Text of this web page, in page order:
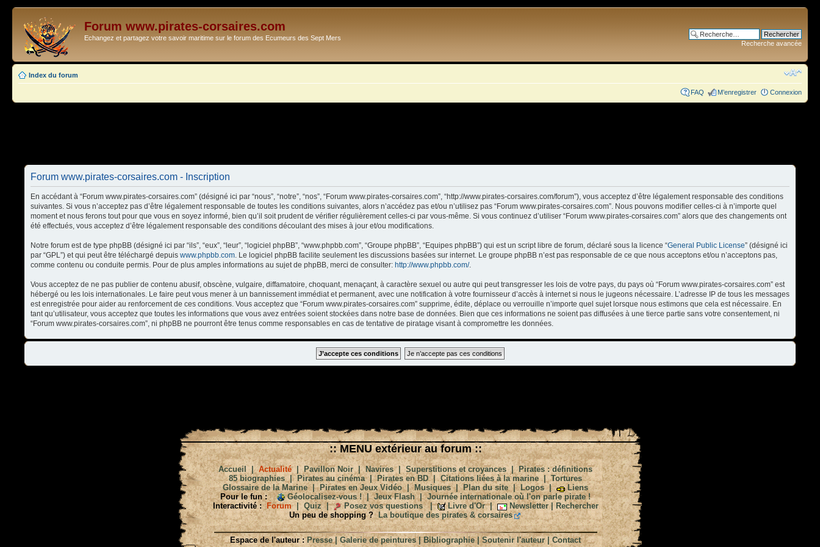
Forum www.pirates-corsaires.com
Echangez et partagez votre savoir maritime sur le forum des Ecumeurs des Sept Mers
Recherche avancée
Index du forum
FAQ M’enregistrer Connexion
Forum www.pirates-corsaires.com - Inscription
En accédant à “Forum www.pirates-corsaires.com” (désigné ici par “nous”, “notre”, “nos”, “Forum www.pirates-corsaires.com”, “http://www.pirates-corsaires.com/forum”), vous acceptez d’être légalement responsable des conditions
suivantes. Si vous n’acceptez pas d’être légalement responsable de toutes les conditions suivantes, alors n’accédez pas et/ou n’utilisez pas “Forum www.pirates-corsaires.com”. Nous pouvons modifier celles-ci à n’importe quel
moment et nous ferons tout pour que vous en soyez informé, bien qu’il soit prudent de vérifier régulièrement celles-ci par vous-même. Si vous continuez d’utiliser “Forum www.pirates-corsaires.com” alors que des changements ont
été effectués, vous acceptez d’être légalement responsable des conditions découlant des mises à jour et/ou modifications.
Notre forum est de type phpBB (désigné ici par “ils”, “eux”, “leur”, “logiciel phpBB”, “www.phpbb.com”, “Groupe phpBB”, “Equipes phpBB”) qui est un script libre de forum, déclaré sous la licence “General Public License” (désigné ici
par “GPL”) et qui peut être téléchargé depuis www.phpbb.com. Le logiciel phpBB facilite seulement les discussions basées sur internet. Le groupe phpBB n’est pas responsable de ce que nous acceptons et/ou n’acceptons pas,
comme contenu ou conduite permis. Pour de plus amples informations au sujet de phpBB, merci de consulter: http://www.phpbb.com/.
Vous acceptez de ne pas publier de contenu abusif, obscène, vulgaire, diffamatoire, choquant, menaçant, à caractère sexuel ou autre qui peut transgresser les lois de votre pays, du pays où “Forum www.pirates-corsaires.com” est
hébergé ou les lois internationales. Le faire peut vous mener à un bannissement immédiat et permanent, avec une notification à votre fournisseur d’accès à internet si nous le jugeons nécessaire. L’adresse IP de tous les messages
est enregistrée pour aider au renforcement de ces conditions. Vous acceptez que “Forum www.pirates-corsaires.com” supprime, édite, déplace ou verrouille n’importe quel sujet lorsque nous estimons que cela est nécessaire. En
tant qu’utilisateur, vous acceptez que toutes les informations que vous avez entrées soient stockées dans notre base de données. Bien que ces informations ne soient pas diffusées à une tierce partie sans votre consentement, ni
“Forum www.pirates-corsaires.com”, ni phpBB ne pourront être tenus comme responsables en cas de tentative de piratage visant à compromettre les données.
:: MENU extérieur au forum ::
Accueil |Actualité|Pavillon Noir|Navires|Superstitions et croyances|Pirates : définitions
85 biographies| Pirates au cinéma|Pirates en BD|Citations liées à la marine|Tortures
Glossaire de la Marine|Pirates en Jeux Vidéo|Musiques|Plan du site|Logos|
Liens
Pour le fun :
Géolocalisez-vous !|Jeux Flash|Journée internationale où l'on parle pirate !
Interactivité : Forum| Quiz| Posez vos questions| Livre d'Or| Newsletter| Rechercher
Un peu de shopping ?
La boutique des pirates & corsaires
Espace de l'auteur : Presse|Galerie de peintures|Bibliographie|Soutenir l'auteur|Contact